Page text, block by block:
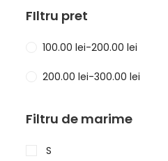
FIltru pret
100.00 lei-200.00 lei
200.00 lei-300.00 lei
Filtru de marime
S